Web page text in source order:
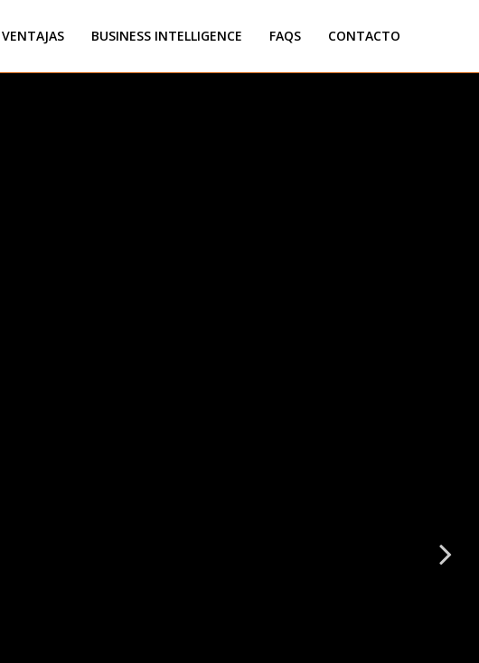
VENTAJAS BUSINESS INTELLIGENCE FAQS CONTACTO